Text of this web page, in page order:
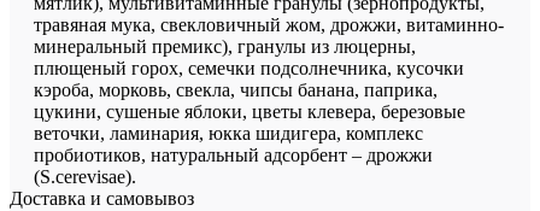
травяная мука, свекловичный жом, дрожжи, витаминно-
минеральный премикс), гранулы из люцерны,
плющеный горох, семечки подсолнечника, кусочки
кэроба, морковь, свекла, чипсы банана, паприка,
цукини, сушеные яблоки, цветы клевера, березовые
веточки, ламинария, юкка шидигера, комплекс
пробиотиков, натуральный адсорбент – дрожжи
(S.cerevisae).
Доставка и самовывоз